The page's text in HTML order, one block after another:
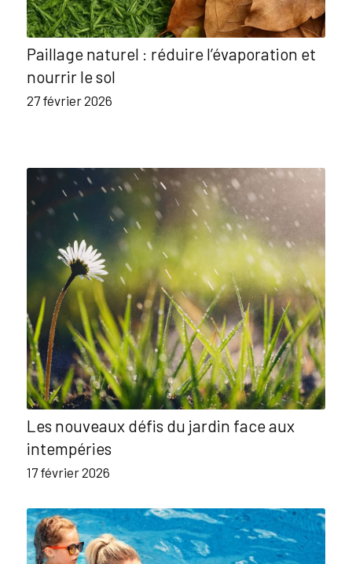
Paillage naturel : réduire l’évaporation et
nourrir le sol
27 février 2026
Les nouveaux défis du jardin face aux
intempéries
17 février 2026